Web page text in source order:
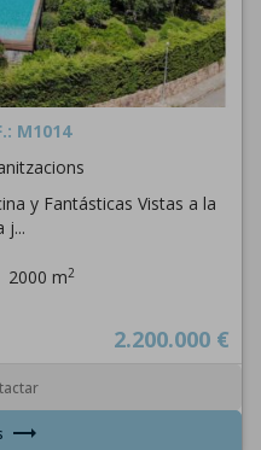
M1014
y Fantásticas Vistas a la
j...
2000 m2
2.200.000 €
trending_flat